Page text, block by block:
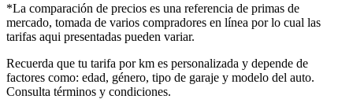
*La comparación de precios es una referencia de primas de
mercado, tomada de varios compradores en línea por lo cual las
tarifas aqui presentadas pueden variar.
Recuerda que tu tarifa por km es personalizada y depende de
factores como: edad, género, tipo de garaje y modelo del auto.
Consulta términos y condiciones.